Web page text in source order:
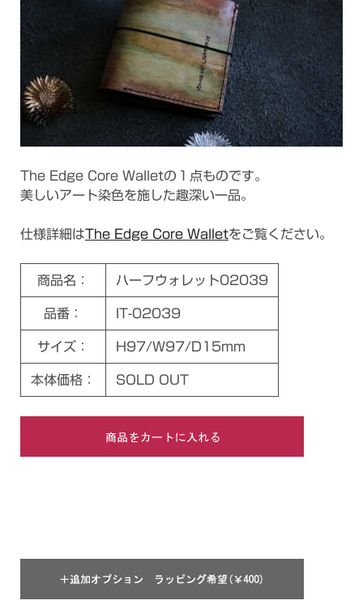
The Edge Core Walletの１点ものです。
美しいアート染色を施した趣深い一品。
仕様詳細はThe Edge Core Walletをご覧ください。
商品名： ハーフウォレット02039
品番： IT-02039
サイズ： H97/W97/D15mm
本体価格： SOLD OUT